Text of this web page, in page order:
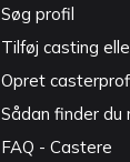
Søg profil
Tilføj casting
Opret
Sådan finder du
FAQ - Castere